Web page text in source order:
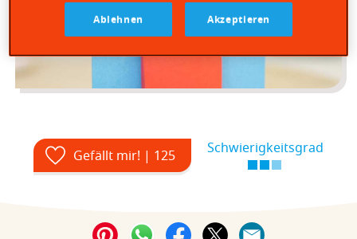
Gefällt mir! | 125 Schwierigkeitsgrad
Ablehnen Akzeptieren